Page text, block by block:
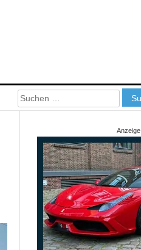
Suchen
nach:
Anzeige